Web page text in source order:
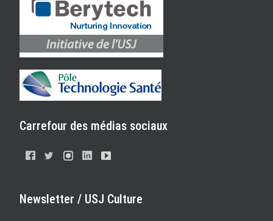
Carrefour des médias sociaux
Newsletter / USJ Culture